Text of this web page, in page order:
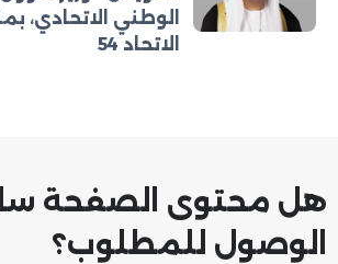
الوطني الاتحادي،
الاتحاد 54
هل محتوى الصفحة
الوصول للمطلوب؟